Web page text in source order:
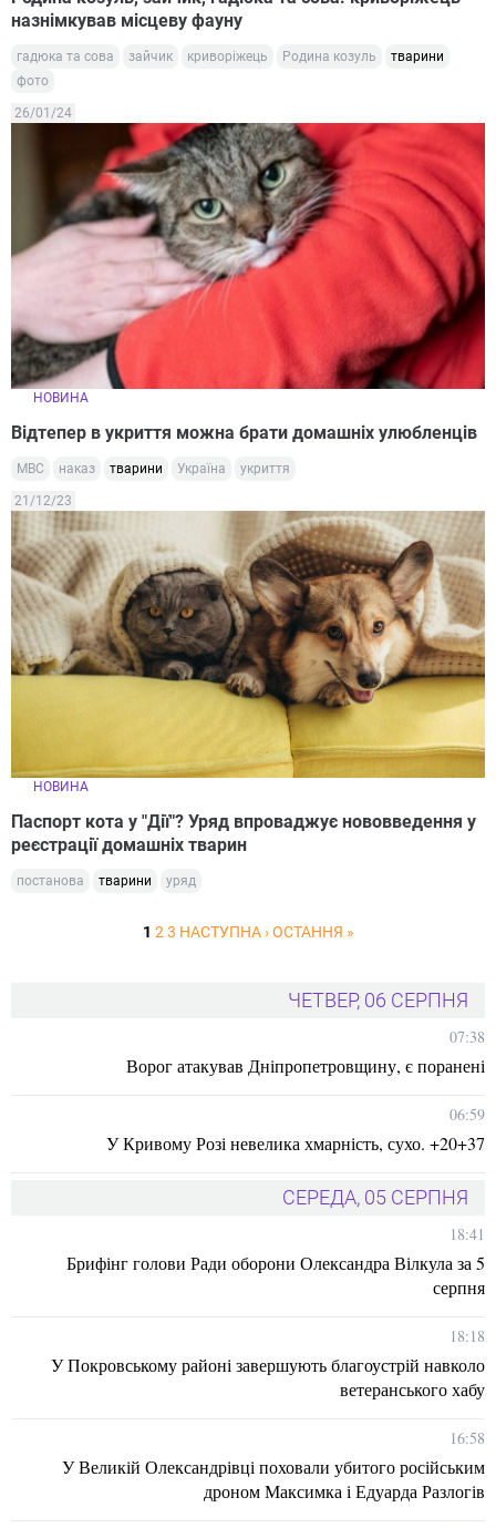
назнімкував місцеву фауну
гадюка та сова зайчик криворіжець Родина козуль
тварини
фото
26/01/24
НОВИНА
Відтепер в укриття можна брати домашніх улюбленців
МВС наказ тварини Україна укриття
21/12/23
НОВИНА
Паспорт кота у "Дії"? Уряд впроваджує нововведення у
реєстрації домашніх тварин
постанова тварини уряд
1 2 3 НАСТУПНА › ОСТАННЯ »
ЧЕТВЕР, 06 СЕРПНЯ
07:38
Ворог атакував Дніпропетровщину, є поранені
06:59
У Кривому Розі невелика хмарність, сухо. +20+37
СЕРЕДА, 05 СЕРПНЯ
18:41
Брифінг голови Ради оборони Олександра Вілкула за 5
серпня
18:18
У Покровському районі завершують благоустрій навколо
ветеранського хабу
16:58
У Великій Олександрівці поховали убитого російським
дроном Максимка і Едуарда Разлогів